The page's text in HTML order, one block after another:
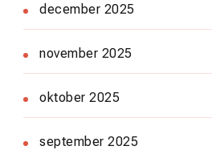
december 2025
november 2025
oktober 2025
september 2025